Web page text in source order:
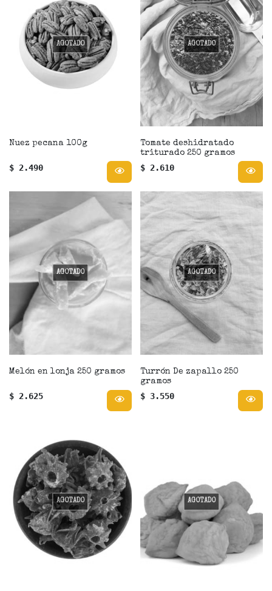
AGOTADO
Nuez pecana 100g
$ 2.490
AGOTADO
Tomate deshidratado
triturado 250 gramos
$ 2.610
AGOTADO
Melón en lonja 250 gramos
$ 2.625
AGOTADO
Turrón De zapallo 250
gramos
$ 3.550
AGOTADO AGOTADO